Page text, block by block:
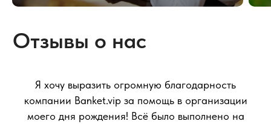
Я хочу выразить огромную благодарность
компании Banket.vip за помощь в организации
моего дня рождения! Всё было выполнено на